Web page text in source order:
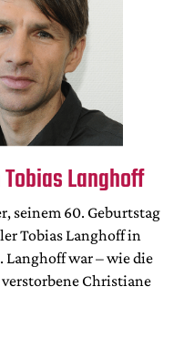
Langhoff
seinem 60. Geburtstag
Tobias Langhoff in
Langhoff war – wie die
Christiane